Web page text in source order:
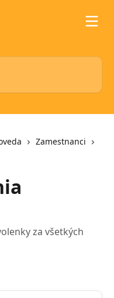
Zamestnanci
za všetkých